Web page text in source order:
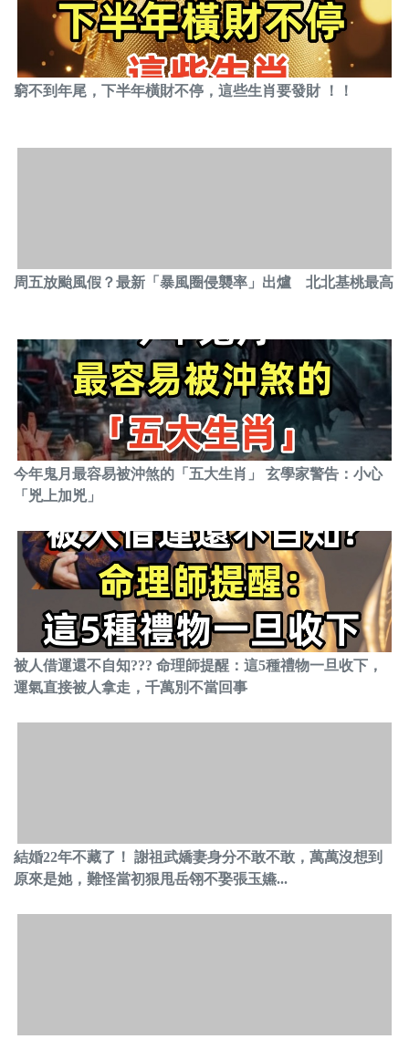
窮不到年尾，下半年橫財不停，這些生肖要發財 ！！
周五放颱風假？最新「暴風圈侵襲率」出爐 北北基桃最高
今年鬼月最容易被沖煞的「五大生肖」 玄學家警告：小心
「兇上加兇」
被人借運還不自知??? 命理師提醒：這5種禮物一旦收下，
運氣直接被人拿走，千萬別不當回事
結婚22年不藏了！ 謝祖武嬌妻身分不敢不敢，萬萬沒想到
原來是她，難怪當初狠甩岳翎不娶張玉嬿...